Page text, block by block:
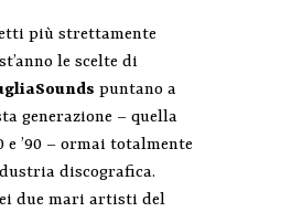
più strettamente
le scelte di
puntano a
generazione – quella
e ’90 – ormai totalmente
discografica.
due mari artisti del